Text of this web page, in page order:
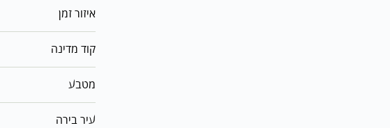
איזור זמן
קוד מדינה
מטבע
עיר בירה